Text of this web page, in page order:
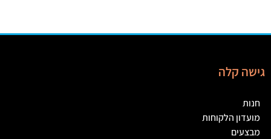
גישה קלה
חנות
מועדון הלקוחות
מבצעים